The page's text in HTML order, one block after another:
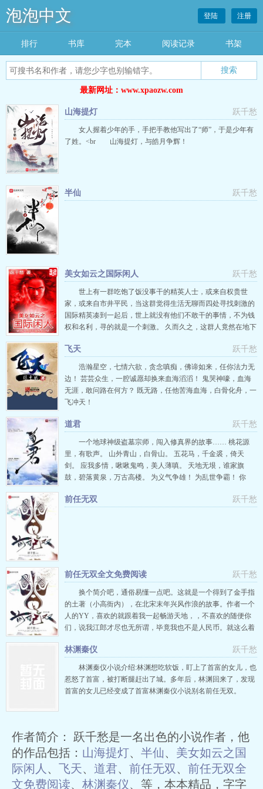
泡泡中文
搜索
登陆 注册
排行 书库 完本 阅读记录 书架
最新网址：www.xpaozw.com
跃千愁
山海提灯
女人握着少年的手，手把手教他写出了“师”，于是少年有
了姓。<br 山海提灯，与皓月争辉！
跃千愁
半仙
跃千愁
美女如云之国际闲人
世上有一群吃饱了饭没事干的精英人士，或来自权贵世
家，或来自市井平民，当这群觉得生活无聊而四处寻找刺激的
国际精英凑到一起后，世上就没有他们不敢干的事情，不为钱
权和名利，寻的就是一个刺激。 久而久之，这群人竟然在地下
来越响亮后，慕名而来的人也越来越多，于是国际闲人原来的
宗旨变得有些不纯粹了，大多数人都是冲着它招牌响亮能赚钱
来的，鱼龙混杂。 在闲
跃千愁
飞天
浩瀚星空，七情六欲，贪念嗔痴，佛谛如来，任你法力无
边！ 芸芸众生，一腔诚愿却换来血海滔滔！ 鬼哭神嚎，血海
无涯，敢问路在何方？ 既无路，任他苦海血海，白骨化舟，一
飞冲天！
跃千愁
道君
一个地球神级盗墓宗师，闯入修真界的故事…… 桃花源
里，有歌声。 山外青山，白骨山。 五花马，千金裘，倚天
剑。 应我多情，啾啾鬼鸣，美人薄嗔。 天地无垠，谁家旗
鼓，碧落黄泉，万古高楼。 为义气争雄！ 为乱世争霸！ 你
163628634
跃千愁
前任无双
跃千愁
前任无双全文免费阅读
换个简介吧，通俗易懂一点吧。这就是一个得到了金手指
的土著（小高衙内），在北宋末年兴风作浪的故事。作者一个
人的YY，喜欢的就跟着我一起畅游天地，，不喜欢的随便你
们，说我江郎才尽也无所谓，毕竟我也不是人民币。就这么着
跃千愁
林渊秦仪
林渊秦仪小说介绍:林渊想吃软饭，盯上了首富的女儿，也
惹怒了首富，被打断腿赶出了城。多年后，林渊回来了，发现
首富的女儿已经变成了首富林渊秦仪小说别名前任无双。
作者简介： 跃千愁是一名出色的小说作者，他
的作品包括： 山海提灯、 半仙、 美女如云之国
际闲人 、 飞天、 道君、 前任无双、 前任无双全
文免费阅读、 林渊秦仪、等，本本精品，字字